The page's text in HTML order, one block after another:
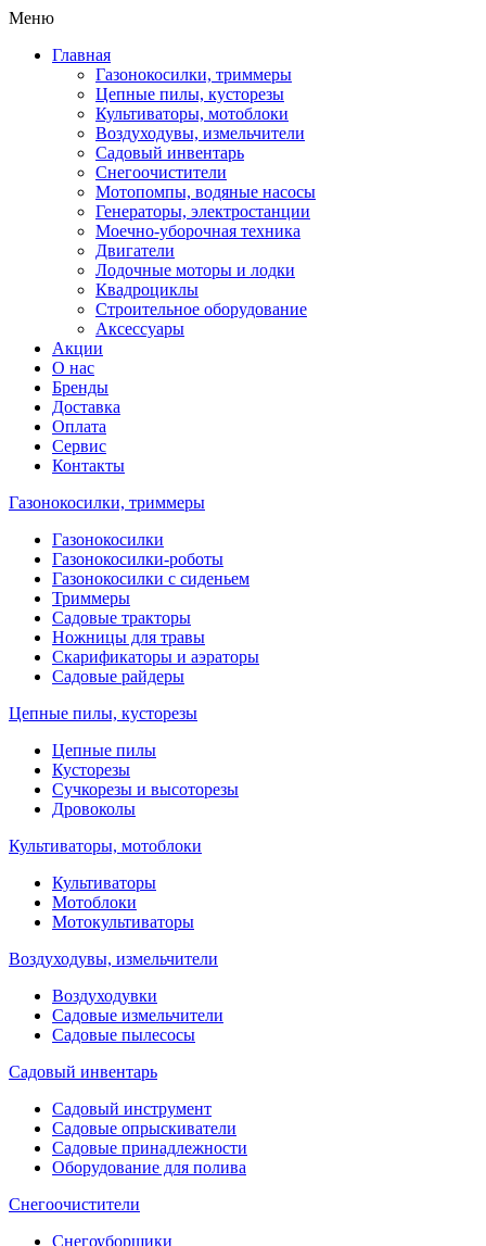
Меню
Главная
Газонокосилки, триммеры
Цепные пилы, кусторезы
Культиваторы, мотоблоки
Воздуходувы, измельчители
Садовый инвентарь
Снегоочистители
Мотопомпы, водяные насосы
Генераторы, электростанции
Моечно-уборочная техника
Двигатели
Лодочные моторы и лодки
Квадроциклы
Строительное оборудование
Аксессуары
Акции
О нас
Бренды
Доставка
Оплата
Сервис
Контакты
Газонокосилки, триммеры
Газонокосилки
Газонокосилки-роботы
Газонокосилки с сиденьем
Триммеры
Садовые тракторы
Ножницы для травы
Скарификаторы и аэраторы
Садовые райдеры
Цепные пилы, кусторезы
Цепные пилы
Кусторезы
Сучкорезы и высоторезы
Дровоколы
Культиваторы, мотоблоки
Культиваторы
Мотоблоки
Мотокультиваторы
Воздуходувы, измельчители
Воздуходувки
Садовые измельчители
Садовые пылесосы
Садовый инвентарь
Садовый инструмент
Садовые опрыскиватели
Садовые принадлежности
Оборудование для полива
Снегоочистители
Снегоуборщики